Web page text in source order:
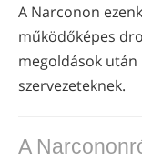
A Narconon
működőképes
megoldások után
szervezeteknek.
A